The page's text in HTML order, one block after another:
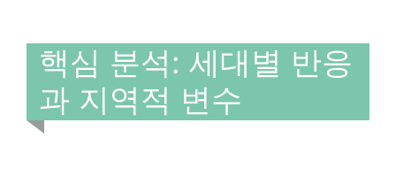
핵심 분석: 세대별 반응
과 지역적 변수